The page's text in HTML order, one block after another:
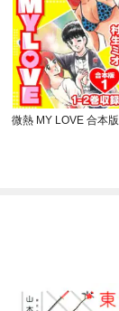
微熱 MY LOVE 合本版